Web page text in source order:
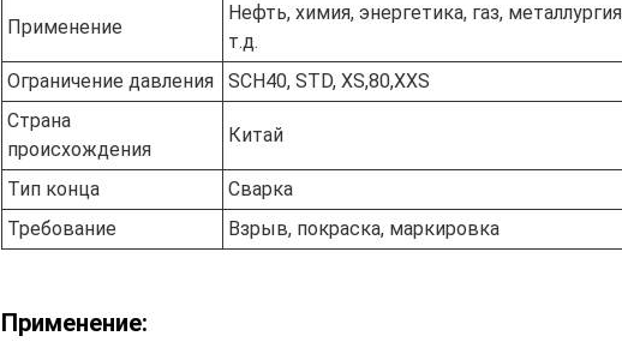
Применение
Нефть, химия, энергетика, газ,
т.д.
Ограничение давления
SCH40, STD, XS,80,XXS
Страна
происхождения
Китай
Тип конца
Сварка
Требование
Взрыв, покраска, маркировка
Применение: